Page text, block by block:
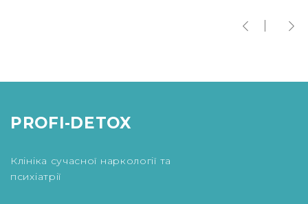
PROFI-DETOX
Клініка сучасної наркології та
психіатрії